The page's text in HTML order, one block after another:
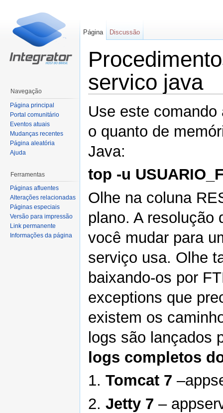
servico java
Use este
o quanto de
Java:
top -u
Olhe na coluna
plano. A resolução
você mudar para
serviço usa. Olhe
baixando-os por
exceptions que
existem os
logs são lançados
logs completos
1. Tomcat 7
2. Jetty 7 –
Página Discussão
Navegação
Página principal
Portal comunitário
Eventos atuais
Mudanças recentes
Página aleatória
Ajuda
Ferramentas
Páginas afluentes
Alterações relacionadas
Páginas especiais
Versão para impressão
Link permanente
Informações da página